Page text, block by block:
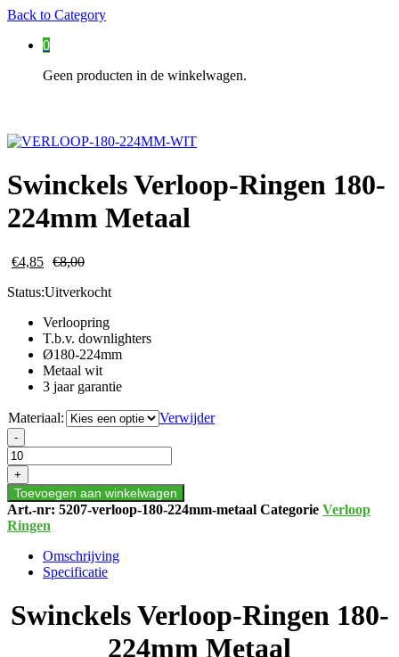
Back to Category
0
Geen producten in de winkelwagen.
Swinckels Verloop-Ringen 180-
224mm Metaal
€4,85 €8,00
Status:Uitverkocht
Verloopring
T.b.v. downlighters
Ø180-224mm
Metaal wit
3 jaar garantie
Materiaal:
Verwijder
Swinckels
Verloop-
Ringen
180-
224mm
Metaal
aantal
-
+
Toevoegen aan winkelwagen
Art.-nr: 5207-verloop-180-224mm-metaal Categorie Verloop
Ringen
Omschrijving
Specificatie
Swinckels Verloop-Ringen 180-
224mm Metaal